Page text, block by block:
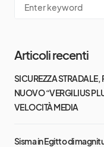
Articoli recenti
SICUREZZA STRADALE,
NUOVO “VERGILIUS
VELOCITÀ MEDIA
Sisma in Egitto di